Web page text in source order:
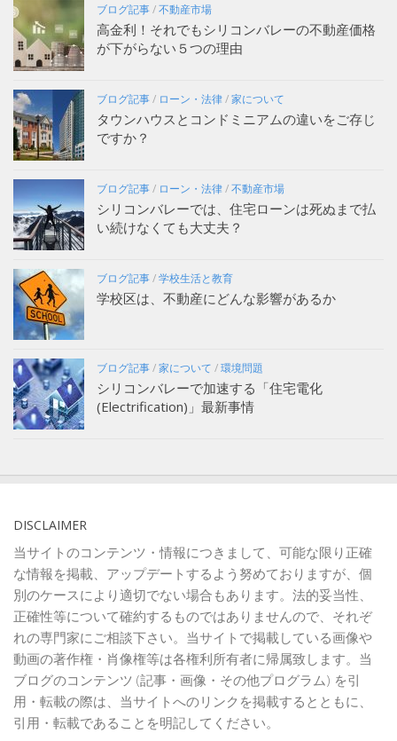
ブログ記事/不動産市場
高金利！それでもシリコンバレーの不動産価格
が下がらない５つの理由
ブログ記事/ ローン・法律/家について
タウンハウスとコンドミニアムの違いをご存じ
ですか？
ブログ記事/ ローン・法律/不動産市場
シリコンバレーでは、住宅ローンは死ぬまで払
い続けなくても大丈夫？
ブログ記事/学校生活と教育
学校区は、不動産にどんな影響があるか
ブログ記事/家について /環境問題
シリコンバレーで加速する「住宅電化
(Electrification)」最新事情
DISCLAIMER
当サイトのコンテンツ・情報につきまして、可能な限り正確
な情報を掲載、アップデートするよう努めておりますが、個
別のケースにより適切でない場合もあります。法的妥当性、
正確性等について確約するものではありませんので、それぞ
れの専門家にご相談下さい。当サイトで掲載している画像や
動画の著作権・肖像権等は各権利所有者に帰属致します。当
ブログのコンテンツ (記事・画像・その他プログラム) を引
用・転載の際は、当サイトへのリンクを掲載するとともに、
引用・転載であることを明記してください。